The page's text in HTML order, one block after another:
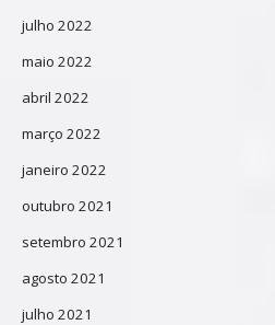
julho 2022
maio 2022
abril 2022
março 2022
janeiro 2022
outubro 2021
setembro 2021
agosto 2021
julho 2021